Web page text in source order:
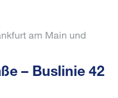
am Main und
– Buslinie 42